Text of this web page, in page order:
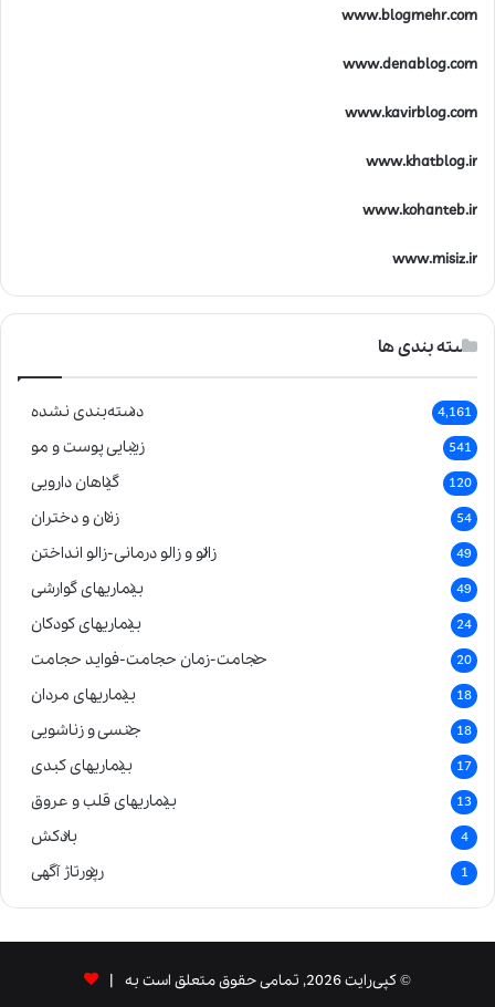
www.blogmehr.com
www.denablog.com
www.kavirblog.com
www.khatblog.ir
www.kohanteb.ir
www.misiz.ir
دسته بندی ها
دسته‌بندی نشده 4,161
زیبایی پوست و مو 541
گیاهان دارویی 120
زنان و دختران 54
زالو و زالو درمانی-زالو انداختن 49
بیماریهای گوارشی 49
بیماریهای کودکان 24
حجامت-زمان حجامت-فواید حجامت 20
بیماریهای مردان 18
جنسی و زناشویی 18
بیماریهای کبدی 17
بیماریهای قلب و عروق 13
بادکش 4
رپورتاژ آگهی 1
© کپی‌رایت 2026, تمامی حقوق متعلق است به |